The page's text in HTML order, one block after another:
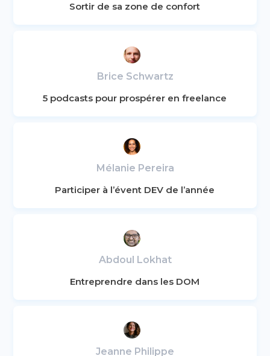
Sortir de sa zone de confort
Brice Schwartz
5 podcasts pour prospérer en freelance
Mélanie Pereira
Participer à l’évent DEV de l’année
Abdoul Lokhat
Entreprendre dans les DOM
Jeanne Philippe